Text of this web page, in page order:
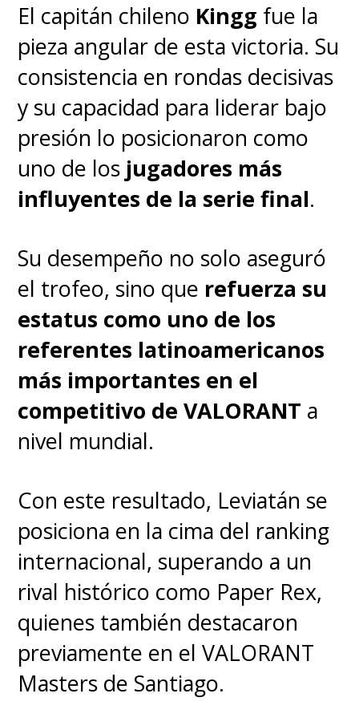
El capitán chileno Kingg fue la
pieza angular de esta victoria. Su
consistencia en rondas decisivas
y su capacidad para liderar bajo
presión lo posicionaron como
uno de los jugadores más
influyentes de la serie final.
Su desempeño no solo aseguró
el trofeo, sino que refuerza su
estatus como uno de los
referentes latinoamericanos
más importantes en el
competitivo de VALORANT a
nivel mundial.
Con este resultado, Leviatán se
posiciona en la cima del ranking
internacional, superando a un
rival histórico como Paper Rex,
quienes también destacaron
previamente en el VALORANT
Masters de Santiago.